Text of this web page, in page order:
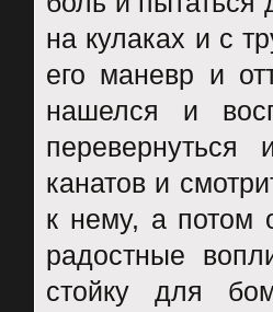
на кулаках и с
его маневр и
нашелся и
канатов и
к нему, а потом
радостные
стойку для